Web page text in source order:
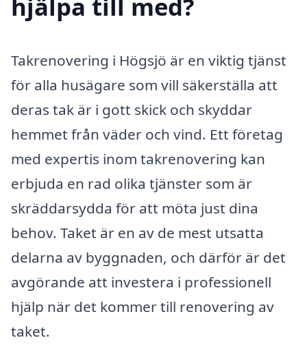
Takrenovering i Högsjö är en viktig tjänst
för alla husägare som vill säkerställa att
deras tak är i gott skick och skyddar
hemmet från väder och vind. Ett företag
med expertis inom takrenovering kan
erbjuda en rad olika tjänster som är
skräddarsydda för att möta just dina
behov. Taket är en av de mest utsatta
delarna av byggnaden, och därför är det
avgörande att investera i professionell
hjälp när det kommer till renovering av
taket.